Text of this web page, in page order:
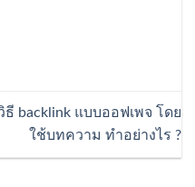
ธี backlink แบบออฟเพจ โดย
ใช้บทความ ทำอย่างไร ?